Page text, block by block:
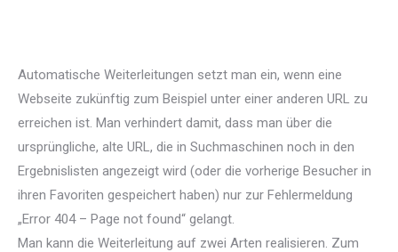
Automatische Weiterleitungen setzt man ein, wenn eine
Webseite zukünftig zum Beispiel unter einer anderen URL zu
erreichen ist. Man verhindert damit, dass man über die
ursprüngliche, alte URL, die in Suchmaschinen noch in den
Ergebnislisten angezeigt wird (oder die vorherige Besucher in
ihren Favoriten gespeichert haben) nur zur Fehlermeldung
„Error 404 – Page not found“ gelangt.
Man kann die Weiterleitung auf zwei Arten realisieren. Zum